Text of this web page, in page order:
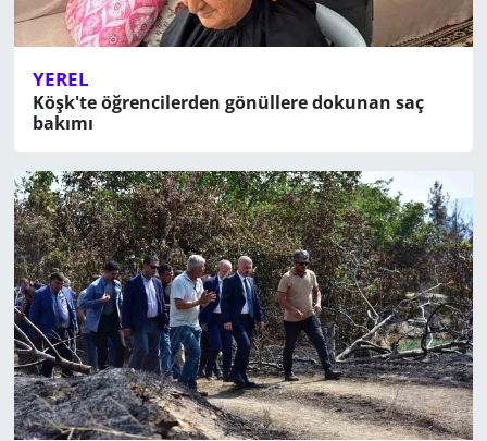
YEREL
Köşk'te öğrencilerden gönüllere dokunan saç
bakımı